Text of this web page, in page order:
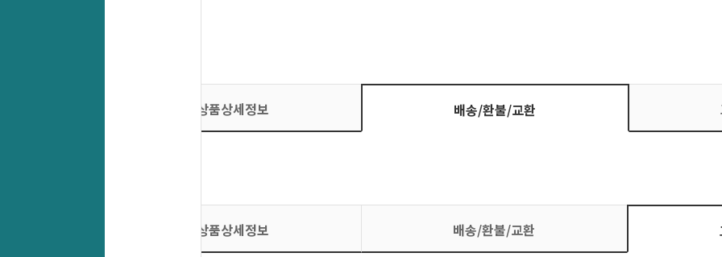
상품상세정보 배송/환불/교환
상품상세정보 배송/환불/교환